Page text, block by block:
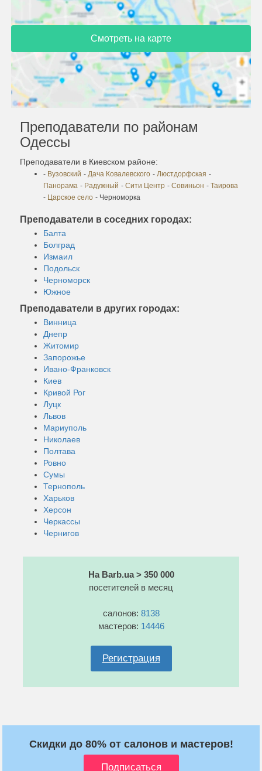
Смотреть на карте
Преподаватели по районам
Одессы
Преподаватели в Киевском районе:
- Вузовский - Дача Ковалевского - Люстдорфская -
Панорама - Радужный - Сити Центр - Совиньон - Таирова
- Царское село - Черноморка
Преподаватели в соседних городах:
Балта
Болград
Измаил
Подольск
Черноморск
Южное
Преподаватели в других городах:
Винница
Днепр
Житомир
Запорожье
Ивано-Франковск
Киев
Кривой Рог
Луцк
Львов
Мариуполь
Николаев
Полтава
Ровно
Сумы
Тернополь
Харьков
Херсон
Черкассы
Чернигов
На Barb.ua > 350 000
посетителей в месяц
салонов: 8138
мастеров: 14446
Регистрация
Скидки до 80% от салонов и мастеров!